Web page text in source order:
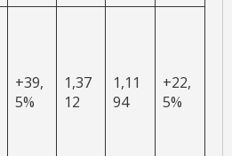
+39,
5%
1,37
12
1,11
94
+22,
5%